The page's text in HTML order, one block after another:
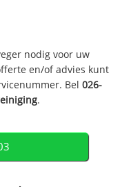
nodig voor uw
en/of advies kunt
Bel026-
.